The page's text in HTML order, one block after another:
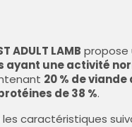
ADULT LAMB
ayant une activité
20 % de
de 38 %.
caractéristiques